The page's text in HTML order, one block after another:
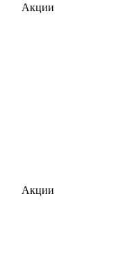
Акции
Акции